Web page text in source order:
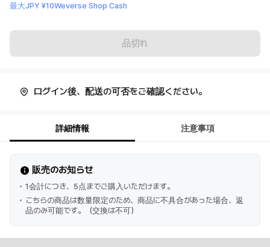
最大JPY ¥10Weverse Shop Cash
品切れ
ログイン後、配送の可否をご確認ください。
詳細情報 注意事項
販売のお知らせ
1会計につき、5点までご購入いただけます。
こちらの商品は数量限定のため、商品に不具合があった場合、返
品のみ可能です。（交換は不可）